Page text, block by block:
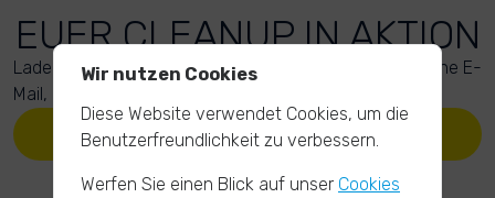
EUER CLEANUP IN AKTION
Lade Deine Fotos hoch. Anschließend bekommst Du eine E-
Mail, um Deinen Upload zu bestätigen.
LADE DEINE FOTOS HOCH
Wir nutzen Cookies
Diese Website verwendet Cookies, um die
Benutzerfreundlichkeit zu verbessern.
Werfen Sie einen Blick auf unser Cookies